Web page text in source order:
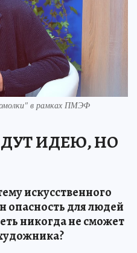
в рамках ПМЭФ
ИДЕЮ, НО
искусственного
опасность для людей
никогда не сможет